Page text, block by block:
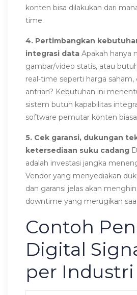
konten bisa dilakukan dari
time.
4. Pertimbangkan
integrasi data Apakah hanya
gambar/video statis, atau
real-time seperti harga saham,
antrian? Kebutuhan ini
sistem butuh kapabilitas
software pemutar konten
5. Cek garansi, dukungan
ketersediaan suku cadang
adalah investasi jangka
Vendor yang menyediakan
dan garansi jelas akan
downtime yang merugikan
Contoh
Digital
per Industri